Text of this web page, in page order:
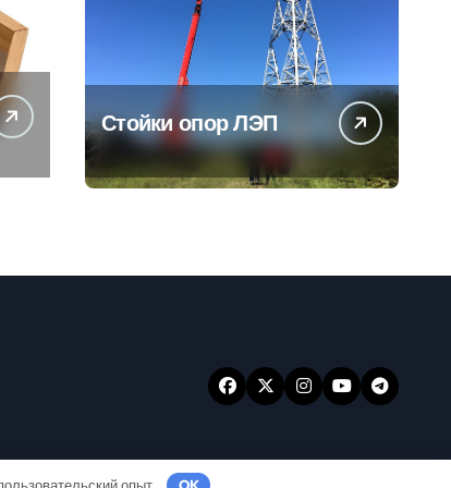
Стойки опор ЛЭП